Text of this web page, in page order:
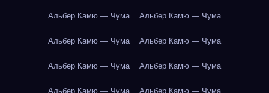
Альбер Камю — Чума Альбер Камю — Чума
Альбер Камю — Чума Альбер Камю — Чума
Альбер Камю — Чума Альбер Камю — Чума
Альбер Камю — Чума Альбер Камю — Чума